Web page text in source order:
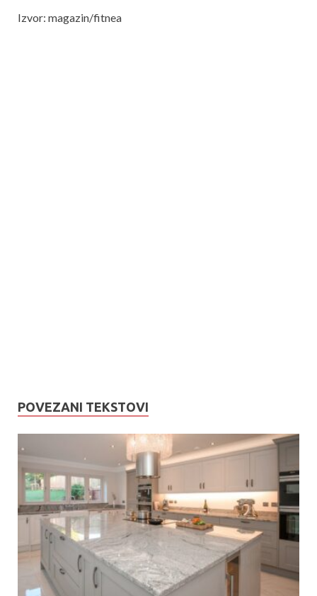
Izvor: magazin/fitnea
POVEZANI TEKSTOVI